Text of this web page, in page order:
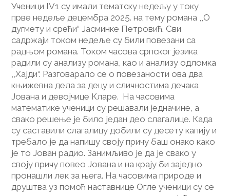
Ученици IV1 су имали тематску недељу у току
прве недеље децембра 2025. на тему романа ,,О
дугмету и срећи“ Јасминке Петровић. Сви
садржаји током недеље су били повезани са
радњом романа. Током часова српског језика
радили су анализу романа, као и анализу одломка
,,Хајди“. Разговарало се о повезаности ова два
књижевна дела за децу и сличностима дечака
Јована и девојчице Кларе. На часовима
математике ученици су решавали једначине, а
свако решење је било један део слагалице. Када
су саставили слагалицу добили су десету капију и
требало је да напишу своју причу баш онако како
је то Јован радио. Занимљиво је да је свако у
своју причу повео Јована и на крају би заједно
пронашли лек за њега. На часовима природе и
друштва уз помоћ наставнице Огле ученици су се